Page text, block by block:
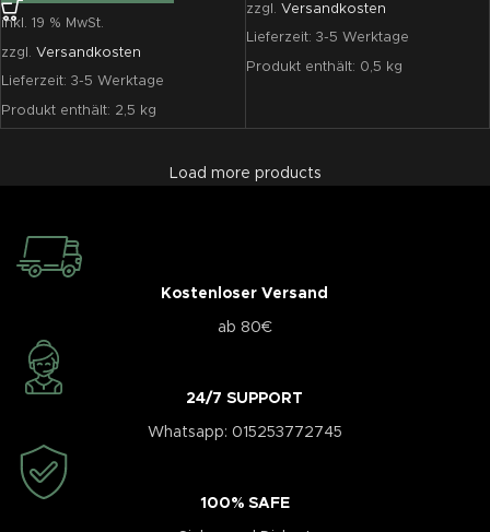
inkl. 19 % MwSt.
zzgl. Versandkosten
Lieferzeit: 3-5 Werktage
Produkt enthält: 2,5 kg
zzgl. Versandkosten
Lieferzeit: 3-5 Werktage
Produkt enthält: 0,5 kg
Load more products
Kostenloser Versand
ab 80€
24/7 SUPPORT
Whatsapp: 015253772745
100% SAFE